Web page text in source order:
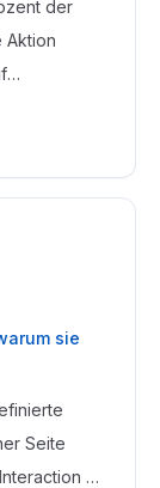
der
Aktion
sie
Seite
to